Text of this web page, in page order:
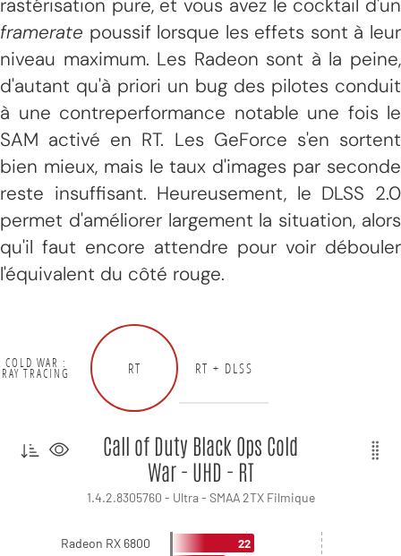
rastérisation pure, et vous avez le cocktail d'un
framerate poussif lorsque les effets sont à leur
niveau maximum. Les Radeon sont à la peine,
d'autant qu'à priori un bug des pilotes conduit
à une contreperformance notable une fois le
SAM activé en RT. Les GeForce s'en sortent
bien mieux, mais le taux d'images par seconde
reste insuffisant. Heureusement, le DLSS 2.0
permet d'améliorer largement la situation, alors
qu'il faut encore attendre pour voir débouler
l'équivalent du côté rouge.